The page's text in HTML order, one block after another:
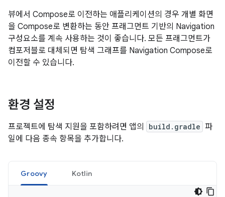
뷰에서 Compose로 이전하는 애플리케이션의 경우 개별 화면
을 Compose로 변환하는 동안 프래그먼트 기반의 Navigation
구성요소를 계속 사용하는 것이 좋습니다. 모든 프래그먼트가
컴포저블로 대체되면 탐색 그래프를 Navigation Compose로
이전할 수 있습니다.
환경 설정
프로젝트에 탐색 지원을 포함하려면 앱의 build.gradle 파
일에 다음 종속 항목을 추가합니다.
Groovy Kotlin